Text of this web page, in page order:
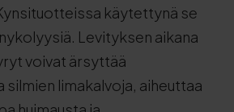
käytettynä se
Levityksen aikana
voivat ärsyttää
silmien limakalvoja, aiheuttaa